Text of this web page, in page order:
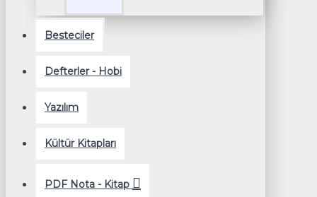
Besteciler
Defterler - Hobi
Yazılım
Kültür Kitapları
PDF Nota - Kitap